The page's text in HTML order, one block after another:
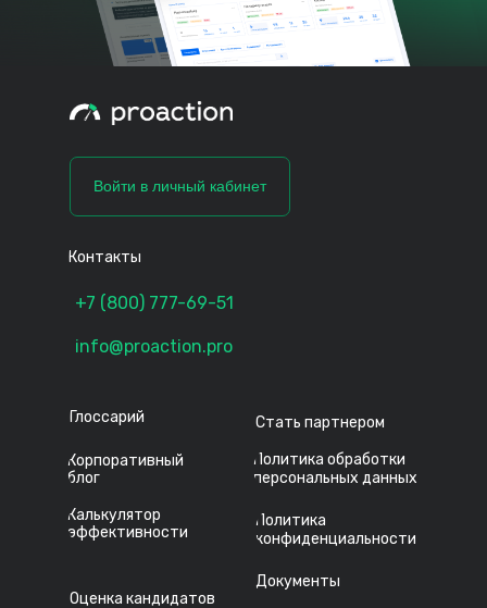
Войти в личный кабинет
Оценка кандидатов
Политика
конфиденциальности
Документы
Стать партнером
Корпоративный
блог
Калькулятор
эффективности
+7 (800) 777-69-51
info@proaction.pro
Политика обработки
персональных данных
Глоссарий
Контакты